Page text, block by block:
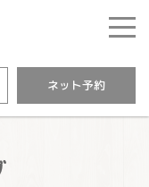
カルナデンタルクリニ
ネット予約